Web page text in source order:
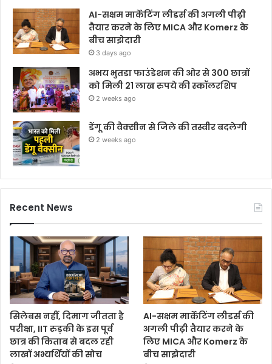
AI-सक्षम मार्केटिंग लीडर्स की अगली पीढ़ी
तैयार करने के लिए MICA और Komerz के
बीच साझेदारी
3 days ago
अभय भुतडा फाउंडेशन की ओर से 300 छात्रों
को मिली 21 लाख रुपये की स्कॉलरशिप
2 weeks ago
डेंगू की वैक्सीन से जिले की तस्वीर बदलेगी
2 weeks ago
Recent News
सिलेबस नहीं, दिमाग जीतता है
परीक्षा, IIT रुड़की के इस पूर्व
छात्र की किताब से बदल रही
लाखों अभ्यर्थियों की सोच
AI-सक्षम मार्केटिंग लीडर्स की
अगली पीढ़ी तैयार करने के
लिए MICA और Komerz के
बीच साझेदारी